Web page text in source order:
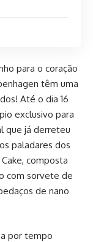
para o coração
têm uma
Até o dia 16
exclusivo para
que já derreteu
paladares dos
composta
com sorvete de
de nano
por tempo